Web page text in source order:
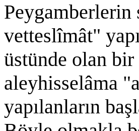
Peygamberlerin
vetteslîmât"
üstünde olan
aleyhisselâma
yapılanların